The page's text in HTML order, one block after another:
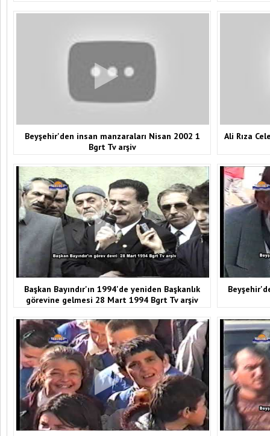
Beyşehir'den insan manzaraları Nisan 2002 1
Bgrt Tv arşiv
Ali Rıza
Başkan Bayındır'ın 1994'de yeniden Başkanlık
görevine gelmesi 28 Mart 1994 Bgrt Tv arşiv